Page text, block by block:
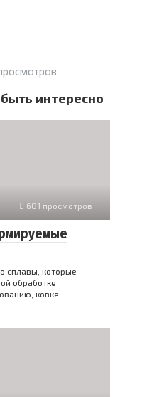
интересно
681 просмотров
сплавы, которые
обработке
ковке